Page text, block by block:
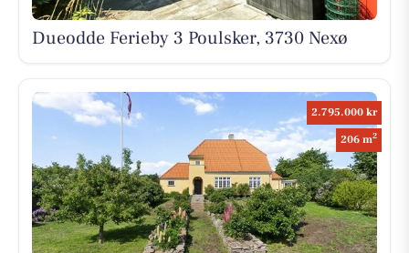
Dueodde Ferieby 3 Poulsker, 3730 Nexø
2.795.000 kr
206 m2